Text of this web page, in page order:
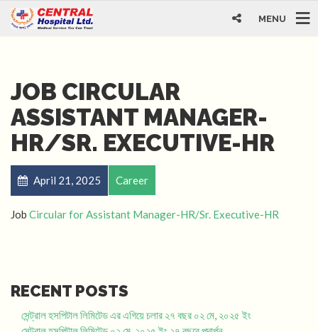
MENU
JOB CIRCULAR
ASSISTANT MANAGER-
HR/SR. EXECUTIVE-HR
April 21, 2025 Career
Job Circular for Assistant Manager-HR/Sr. Executive-HR
RECENT POSTS
সেন্ট্রাল হসপিটাল লিমিটেড এর এগিয়ে চলার ২৭ বছর ০২ মে, ২০২৫ ইং